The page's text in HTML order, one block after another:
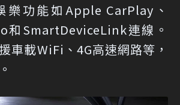
樂功能如Apple CarPlay、
SmartDeviceLink連線。
車載WiFi、4G高速網路等，